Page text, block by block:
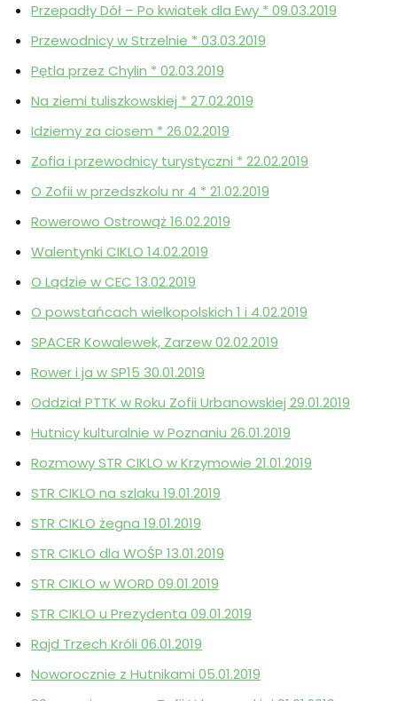
Przepadły Dół – Po kwiatek dla Ewy * 09.03.2019
Przewodnicy w Strzelnie * 03.03.2019
Pętla przez Chylin * 02.03.2019
Na ziemi tuliszkowskiej * 27.02.2019
Idziemy za ciosem * 26.02.2019
Zofia i przewodnicy turystyczni * 22.02.2019
O Zofii w przedszkolu nr 4 * 21.02.2019
Rowerowo Ostrowąż 16.02.2019
Walentynki CIKLO 14.02.2019
O Lądzie w CEC 13.02.2019
O powstańcach wielkopolskich 1 i 4.02.2019
SPACER Kowalewek, Zarzew 02.02.2019
Rower i ja w SP15 30.01.2019
Oddział PTTK w Roku Zofii Urbanowskiej 29.01.2019
Hutnicy kulturalnie w Poznaniu 26.01.2019
Rozmowy STR CIKLO w Krzymowie 21.01.2019
STR CIKLO na szlaku 19.01.2019
STR CIKLO żegna 19.01.2019
STR CIKLO dla WOŚP 13.01.2019
STR CIKLO w WORD 09.01.2019
STR CIKLO u Prezydenta 09.01.2019
Rajd Trzech Króli 06.01.2019
Noworocznie z Hutnikami 05.01.2019